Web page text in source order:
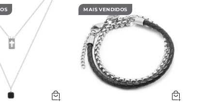
MAIS VENDIDOS